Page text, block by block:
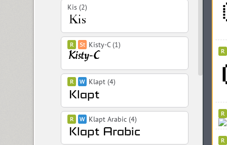
Kis (2)
Kisty-C (1)
Klapt (4)
Klapt Arabic (4)